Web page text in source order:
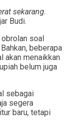
sekarang.
Budi.
soal
beberapa
akan menaikkan
belum juga
sebagai
segera
baru, tetapi